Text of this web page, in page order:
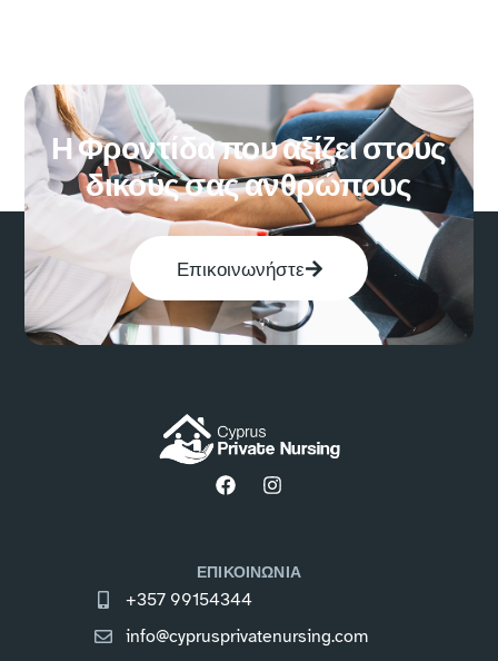
Η Φροντίδα που αξίζει στους
δικούς σας ανθρώπους
Επικοινωνήστε
ΕΠΙΚΟΙΝΩΝΙΑ
+357 99154344
info@cyprusprivatenursing.com